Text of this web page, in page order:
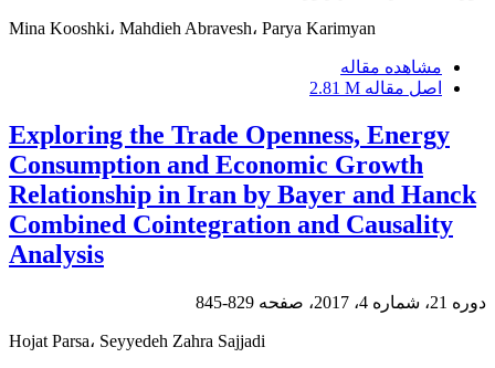
Mina Kooshki، Mahdieh Abravesh، Parya Karimyan
مشاهده مقاله
اصل مقاله 2.81 M
Exploring the Trade Openness, Energy
Consumption and Economic Growth
Relationship in Iran by Bayer and Hanck
Combined Cointegration and Causality
Analysis
دوره 21، شماره 4، 2017، صفحه 829-845
Hojat Parsa، Seyyedeh Zahra Sajjadi